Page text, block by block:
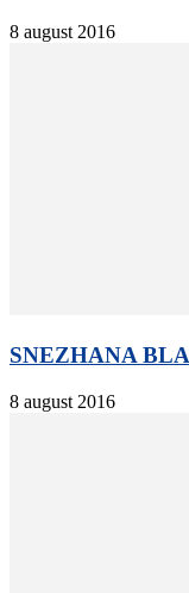
8 august 2016
SNEZHANA
8 august 2016